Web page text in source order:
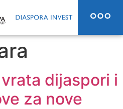
dijaspori i
za nove